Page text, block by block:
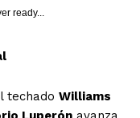
ready...
techado Williams